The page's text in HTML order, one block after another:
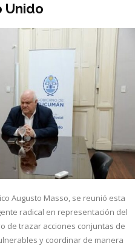
Unido
Augusto Masso, se reunió esta
radical en representación del
de trazar acciones conjuntas de
y coordinar de manera